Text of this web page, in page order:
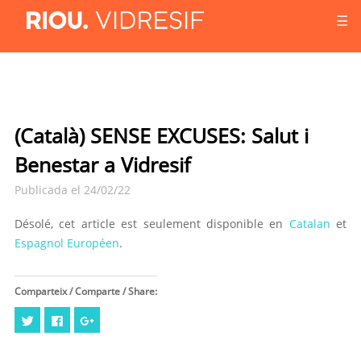
☰
(Català) SENSE EXCUSES: Salut i
Benestar a Vidresif
Publicada el 24/02/22
Désolé, cet article est seulement disponible en Catalan et
Espagnol Européen.
Comparteix / Comparte / Share:
Cliquez
pour
partager
Cliquez
pour
partagerpartager